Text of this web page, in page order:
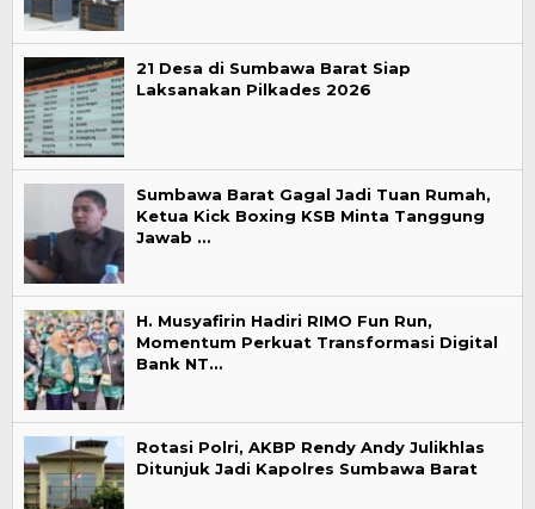
21 Desa di Sumbawa Barat Siap
Laksanakan Pilkades 2026
Sumbawa Barat Gagal Jadi Tuan Rumah,
Ketua Kick Boxing KSB Minta Tanggung
Jawab …
H. Musyafirin Hadiri RIMO Fun Run,
Momentum Perkuat Transformasi Digital
Bank NT…
Rotasi Polri, AKBP Rendy Andy Julikhlas
Ditunjuk Jadi Kapolres Sumbawa Barat